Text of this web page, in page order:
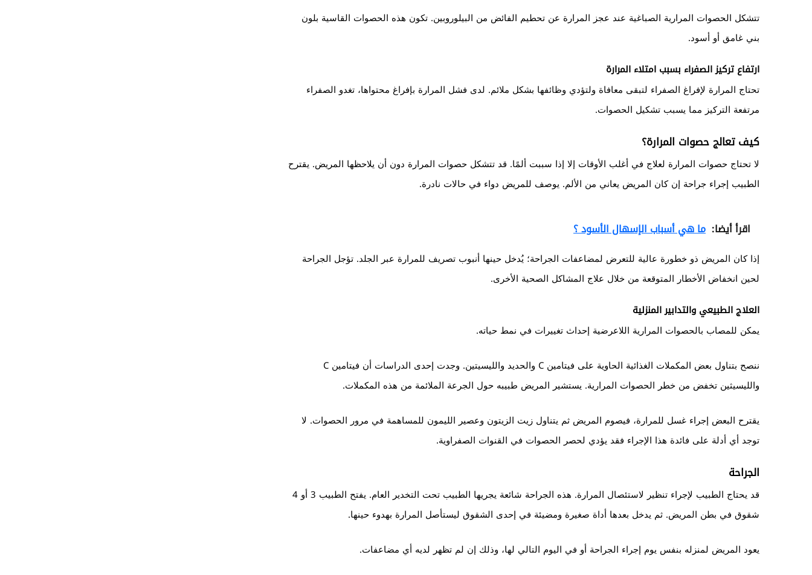
تتشكل الحصوات المرارية الصباغية عند عجز المرارة عن تحطيم الفائض من البيلوروبين. تكون هذه الحصوات القاسية بلون
بني غامق أو أسود.
ارتفاع تركيز الصفراء بسبب امتلاء المرارة
تحتاج المرارة لإفراغ الصفراء لتبقى معافاة ولتؤدي وظائفها بشكل ملائم. لدى فشل المرارة بإفراغ محتواها، تغدو الصفراء
مرتفعة التركيز مما يسبب تشكيل الحصوات.
كيف تعالج حصوات المرارة؟
لا تحتاج حصوات المرارة لعلاج في أغلب الأوقات إلا إذا سببت ألمًا. قد تتشكل حصوات المرارة دون أن يلاحظها المريض. يقترح
الطبيب إجراء جراحة إن كان المريض يعاني من الألم. يوصف للمريض دواء في حالات نادرة.
اقرأ أيضا: ما هي أسباب الإسهال الأسود ؟
إذا كان المريض ذو خطورة عالية للتعرض لمضاعفات الجراحة؛ يُدخل حينها أنبوب تصريف للمرارة عبر الجلد. تؤجل الجراحة
لحين انخفاض الأخطار المتوقعة من خلال علاج المشاكل الصحية الأخرى.
العلاج الطبيعي والتدابير المنزلية
يمكن للمصاب بالحصوات المرارية اللاعرضية إحداث تغييرات في نمط حياته.
ننصح بتناول بعض المكملات الغذائية الحاوية على فيتامين C والحديد والليسيتين. وجدت إحدى الدراسات أن فيتامين C
والليسيثين تخفض من خطر الحصوات المرارية. يستشير المريض طبيبه حول الجرعة الملائمة من هذه المكملات.
يقترح البعض إجراء غسل للمرارة، فيصوم المريض ثم يتناول زيت الزيتون وعصير الليمون للمساهمة في مرور الحصوات. لا
توجد أي أدلة على فائدة هذا الإجراء فقد يؤدي لحصر الحصوات في القنوات الصفراوية.
الجراحة
قد يحتاج الطبيب لإجراء تنظير لاستئصال المرارة. هذه الجراحة شائعة يجريها الطبيب تحت التخدير العام. يفتح الطبيب 3 أو 4
شقوق في بطن المريض. ثم يدخل بعدها أداة صغيرة ومضيئة في إحدى الشقوق ليستأصل المرارة بهدوء حينها.
يعود المريض لمنزله بنفس يوم إجراء الجراحة أو في اليوم التالي لها، وذلك إن لم تظهر لديه أي مضاعفات.